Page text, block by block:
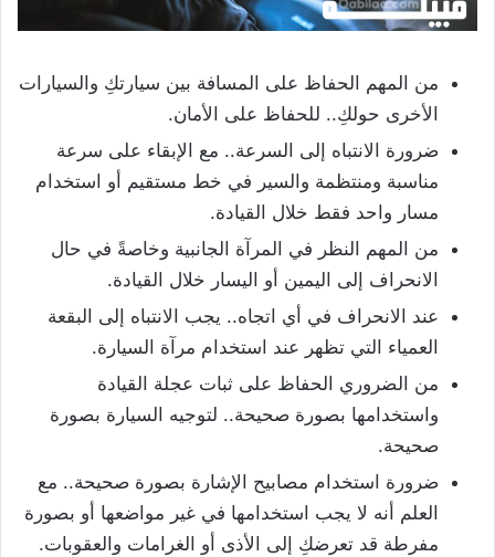
من المهم الحفاظ على المسافة بين سيارتكِ والسيارات
الأخرى حولكِ.. للحفاظ على الأمان.
ضرورة الانتباه إلى السرعة.. مع الإبقاء على سرعة
مناسبة ومنتظمة والسير في خط مستقيم أو استخدام
مسار واحد فقط خلال القيادة.
من المهم النظر في المرآة الجانبية وخاصةً في حال
الانحراف إلى اليمين أو اليسار خلال القيادة.
عند الانحراف في أي اتجاه.. يجب الانتباه إلى البقعة
العمياء التي تظهر عند استخدام مرآة السيارة.
من الضروري الحفاظ على ثبات عجلة القيادة
واستخدامها بصورة صحيحة.. لتوجيه السيارة بصورة
صحيحة.
ضرورة استخدام مصابيح الإشارة بصورة صحيحة.. مع
العلم أنه لا يجب استخدامها في غير مواضعها أو بصورة
مفرطة قد تعرضكِ إلى الأذى أو الغرامات والعقوبات.